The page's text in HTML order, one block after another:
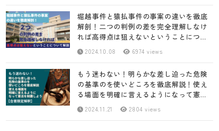
堀越事件と猿払事件の事案の違いを徹底
解剖！二つの判例の差を完全理解しなけ
れば高得点は狙えないということについ
て解説
2024.10.08 6974 views
もう迷わない！明らかな差し迫った危険
の基準のを使いどころを徹底解説！使え
る場面を明確に言えるようになって憲法
を制覇しよう！【合憲限定解釈】
2024.11.21 2804 views